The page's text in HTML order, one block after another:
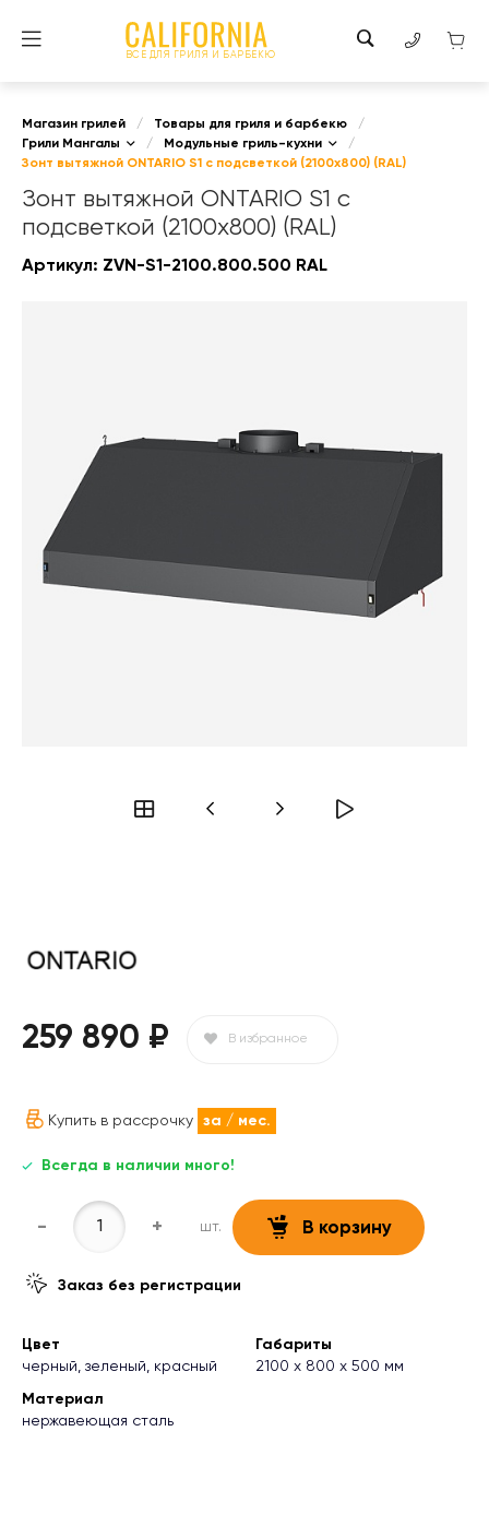
ВСЕ ДЛЯ ГРИЛЯ И БАРБЕКЮ
Магазин грилей / Товары для гриля и барбекю
/
Грили Мангалы
/ Модульные гриль-кухни
/
Зонт вытяжной ONTARIO S1 с подсветкой (2100x800) (RAL)
Зонт вытяжной ONTARIO S1 с
подсветкой (2100x800) (RAL)
Артикул: ZVN-S1-2100.800.500 RAL
259 890 ₽ В избранное
Купить в рассрочку за / мес.
Всегда в наличии много!
- + шт. В корзину
Заказ без регистрации
Цвет
черный, зеленый, красный
Габариты
2100 x 800 х 500 мм
Материал
нержавеющая сталь